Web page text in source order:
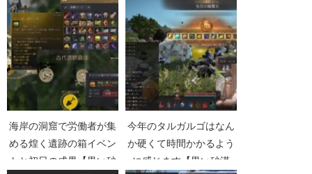
Part3782】
Part5335】
海岸の洞窟で労働者が集
める煌く遺跡の箱イベン
トと初日の成果【黒い砂
今年のタルガルゴはなん
か硬くて時間かかるよう
に感じます【黒い砂漠